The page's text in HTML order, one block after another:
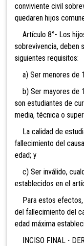
conviviente civil
quedaren hijos
Artículo 8°- Los
sobrevivencia, deben
siguientes requisitos:
a) Ser menores de
b) Ser mayores de
son estudiantes de
media, técnica o
La calidad de
fallecimiento del
edad; y
c) Ser inválido,
establecidos en el
Para estos efectos,
del fallecimiento del
edad máxima
INCISO FINAL -